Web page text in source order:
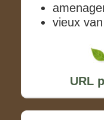
vieux van
URL